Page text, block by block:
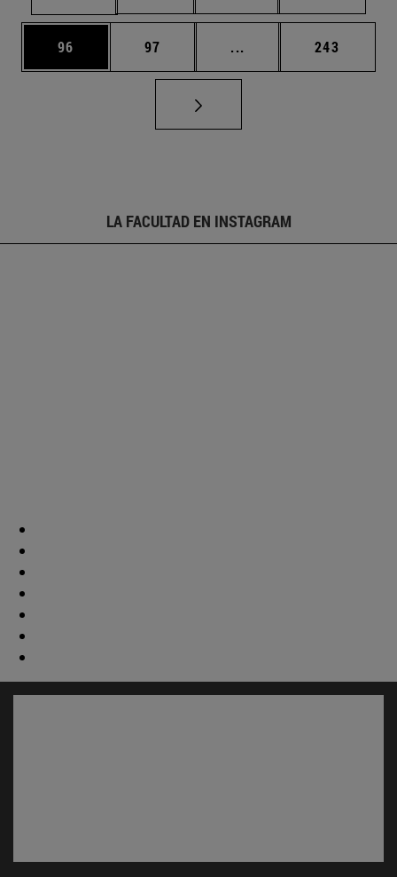
Página
96 Página
97 ... Páginas intermedias
Página
243
LA FACULTAD EN INSTAGRAM